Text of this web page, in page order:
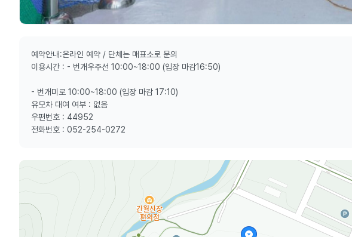
예약안내:온라인 예약 / 단체는 매표소로 문의
이용시간 : - 번개우주선 10:00~18:00 (입장 마감16:50)
- 번개미로 10:00~18:00 (입장 마감 17:10)
유모차 대여 여부 : 없음
우편번호 : 44952
전화번호 : 052-254-0272